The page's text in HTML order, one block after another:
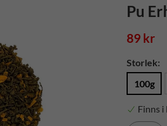
Pu
89 kr
Storlek:
100g
Finns i